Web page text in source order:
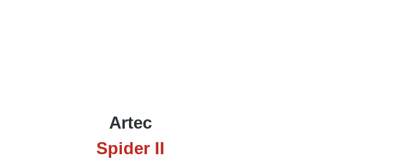
Artec
Spider II